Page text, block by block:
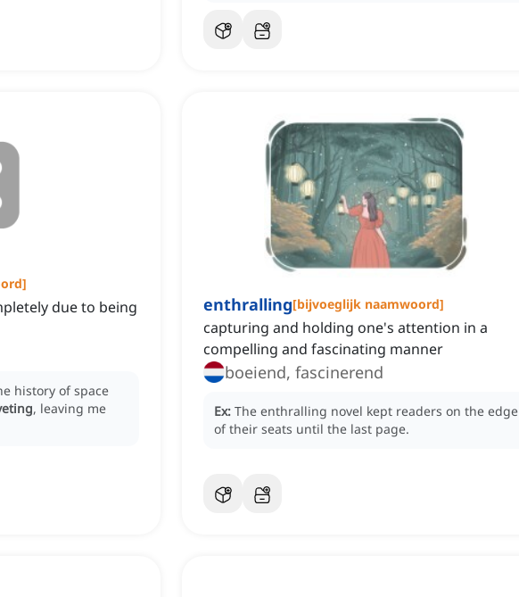
]
due to being
history of space
, leaving me
enthralling[bijvoeglijk naamwoord]
capturing and holding one's attention in a
compelling and fascinating manner
boeiend, fascinerend
Ex: The enthralling novel kept readers on the edge
of their seats until the last page.